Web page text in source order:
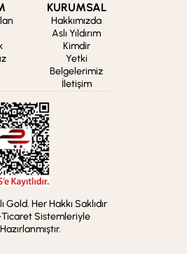
KURUMSAL
Hakkımızda
Aslı Yıldırım
Kimdir
Yetki
Belgelerimiz
İletişim
Gold. Her Hakkı Saklıdır
Sistemleriyle
Hazırlanmıştır.